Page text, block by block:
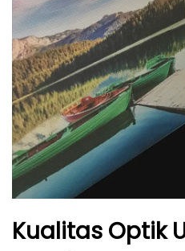
Kualitas Optik